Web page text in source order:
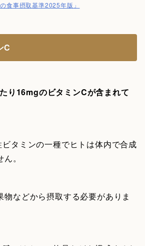
食事摂取基準2025年版」
C
り16mgのビタミンCが含まれて
タミンの一種でヒトは体内で合成
。
物などから摂取する必要がありま